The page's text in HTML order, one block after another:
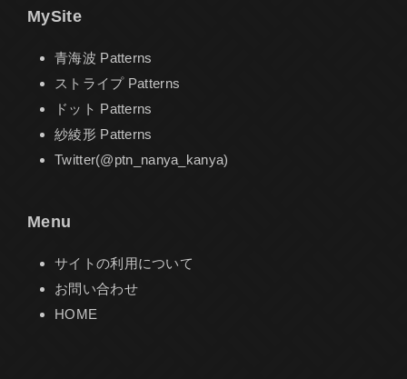
MySite
青海波 Patterns
ストライプ Patterns
ドット Patterns
紗綾形 Patterns
Twitter(@ptn_nanya_kanya)
Menu
サイトの利用について
お問い合わせ
HOME